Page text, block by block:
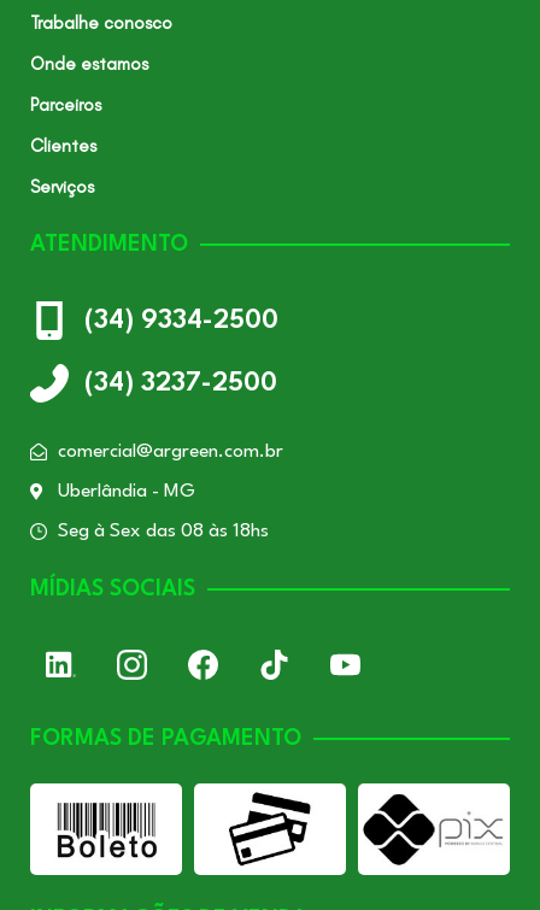
Trabalhe conosco
Onde estamos
Parceiros
Clientes
Serviços
ATENDIMENTO
(34) 9334-2500
(34) 3237-2500
comercial@argreen.com.br
Uberlândia - MG
Seg à Sex das 08 às 18hs
MÍDIAS SOCIAIS
FORMAS DE PAGAMENTO